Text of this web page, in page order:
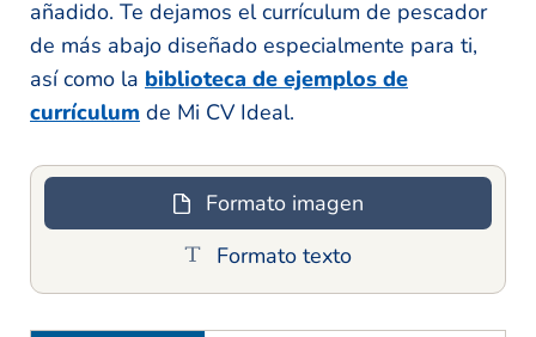
añadido. Te dejamos el currículum de pescador
de más abajo diseñado especialmente para ti,
así como la biblioteca de ejemplos de
currículum de Mi CV Ideal.
Formato imagen
Formato texto